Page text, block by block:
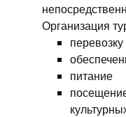
Организация
перевозку
питание